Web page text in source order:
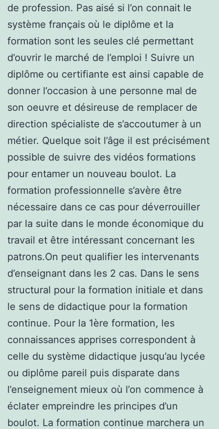
de profession. Pas aisé si l’on connait le
système français où le diplôme et la
formation sont les seules clé permettant
d’ouvrir le marché de l’emploi ! Suivre un
diplôme ou certifiante est ainsi capable de
donner l’occasion à une personne mal de
son oeuvre et désireuse de remplacer de
direction spécialiste de s’accoutumer à un
métier. Quelque soit l’âge il est précisément
possible de suivre des vidéos formations
pour entamer un nouveau boulot. La
formation professionnelle s’avère être
nécessaire dans ce cas pour déverrouiller
par la suite dans le monde économique du
travail et être intéressant concernant les
patrons.On peut qualifier les intervenants
d’enseignant dans les 2 cas. Dans le sens
structural pour la formation initiale et dans
le sens de didactique pour la formation
continue. Pour la 1ère formation, les
connaissances apprises correspondent à
celle du système didactique jusqu’au lycée
ou diplôme pareil puis disparate dans
l’enseignement mieux où l’on commence à
éclater empreindre les principes d’un
boulot. La formation continue marchera un